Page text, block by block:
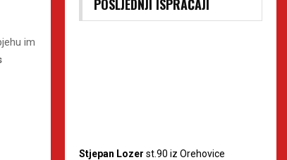
im
POSLJEDNJI ISPRAĆAJI
Stjepan Lozer st.90 iz Orehovice